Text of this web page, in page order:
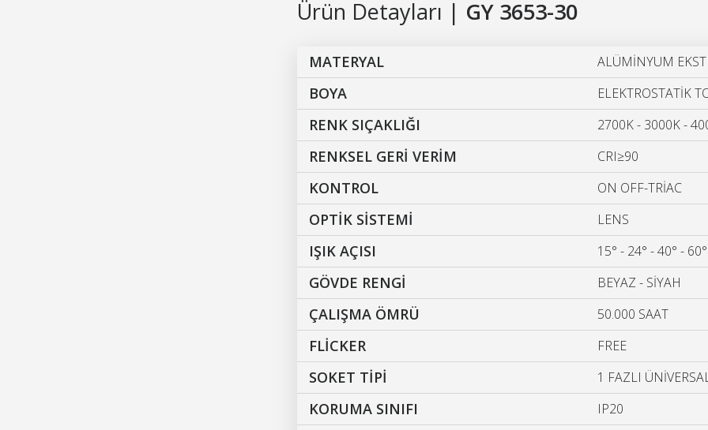
Ürün Detayları | GY 3653-30
MATERYAL ALÜMİNYUM
BOYA ELEKTROSTATİK
RENK SIÇAKLIĞI 2700K - 3000K -
RENKSEL GERİ VERİM CRI≥90
KONTROL ON OFF-TRİAC
OPTİK SİSTEMİ LENS
IŞIK AÇISI 15° - 24° - 40° - 60°
GÖVDE RENGİ BEYAZ - SİYAH
ÇALIŞMA ÖMRÜ 50.000 SAAT
FLİCKER FREE
SOKET TİPİ 1 FAZLI
KORUMA SINIFI IP20